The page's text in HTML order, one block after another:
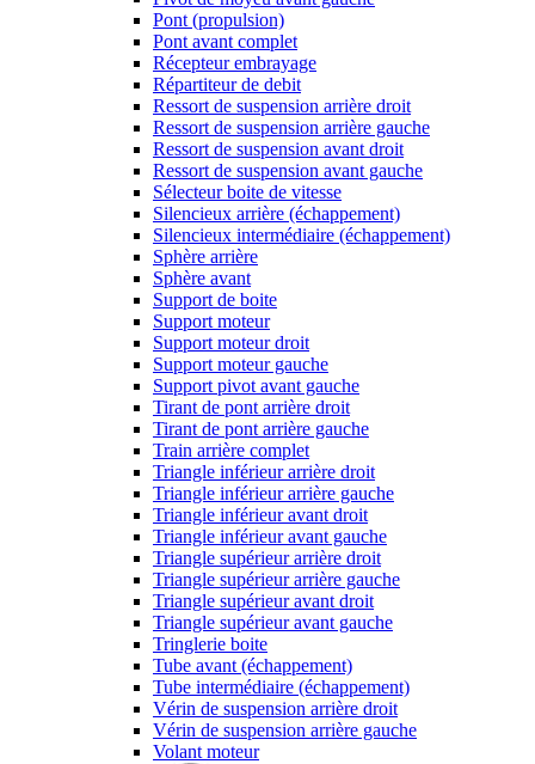
Pont (propulsion)
Pont avant complet
Récepteur embrayage
Répartiteur de debit
Ressort de suspension arrière droit
Ressort de suspension arrière gauche
Ressort de suspension avant droit
Ressort de suspension avant gauche
Sélecteur boite de vitesse
Silencieux arrière (échappement)
Silencieux intermédiaire (échappement)
Sphère arrière
Sphère avant
Support de boite
Support moteur
Support moteur droit
Support moteur gauche
Support pivot avant gauche
Tirant de pont arrière droit
Tirant de pont arrière gauche
Train arrière complet
Triangle inférieur arrière droit
Triangle inférieur arrière gauche
Triangle inférieur avant droit
Triangle inférieur avant gauche
Triangle supérieur arrière droit
Triangle supérieur arrière gauche
Triangle supérieur avant droit
Triangle supérieur avant gauche
Tringlerie boite
Tube avant (échappement)
Tube intermédiaire (échappement)
Vérin de suspension arrière droit
Vérin de suspension arrière gauche
Volant moteur